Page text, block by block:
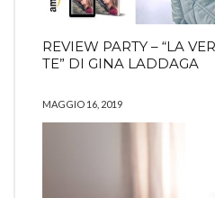
REVIEW PARTY – “LA
TE” DI GINA LADDAGA
MAGGIO 16, 2019